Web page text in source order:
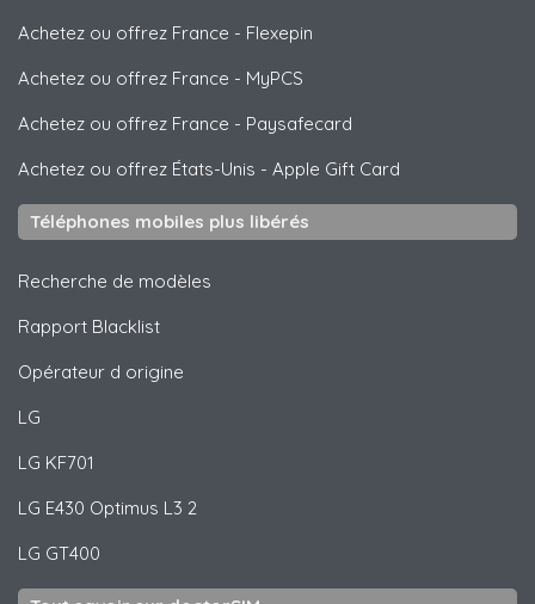
Achetez ou offrez France - Flexepin
Achetez ou offrez France - MyPCS
Achetez ou offrez France - Paysafecard
Achetez ou offrez États-Unis - Apple Gift Card
Téléphones mobiles plus libérés
Recherche de modèles
Rapport Blacklist
Opérateur d origine
LG
LG KF701
LG E430 Optimus L3 2
LG GT400